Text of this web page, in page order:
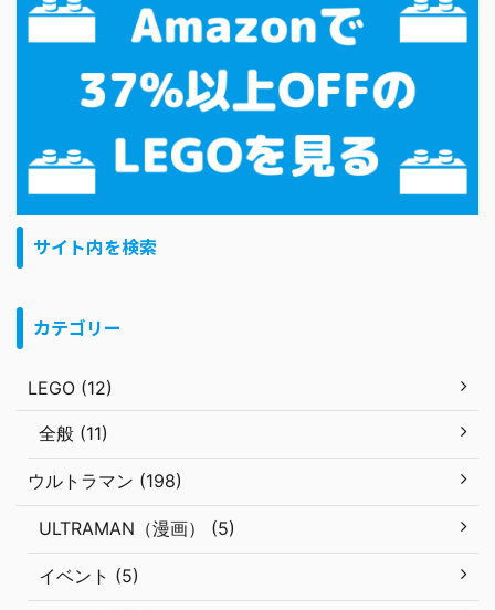
サイト内を検索
カテゴリー
LEGO (12)
全般 (11)
ウルトラマン (198)
ULTRAMAN（漫画） (5)
イベント (5)